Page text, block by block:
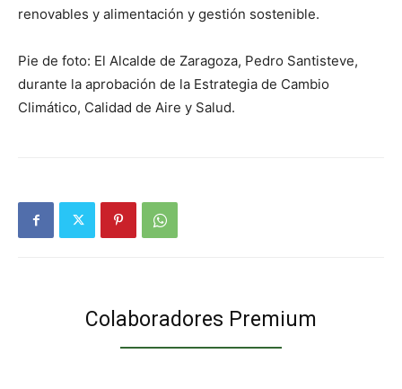
renovables y alimentación y gestión sostenible.
Pie de foto: El Alcalde de Zaragoza, Pedro Santisteve,
durante la aprobación de la Estrategia de Cambio
Climático, Calidad de Aire y Salud.
Colaboradores Premium